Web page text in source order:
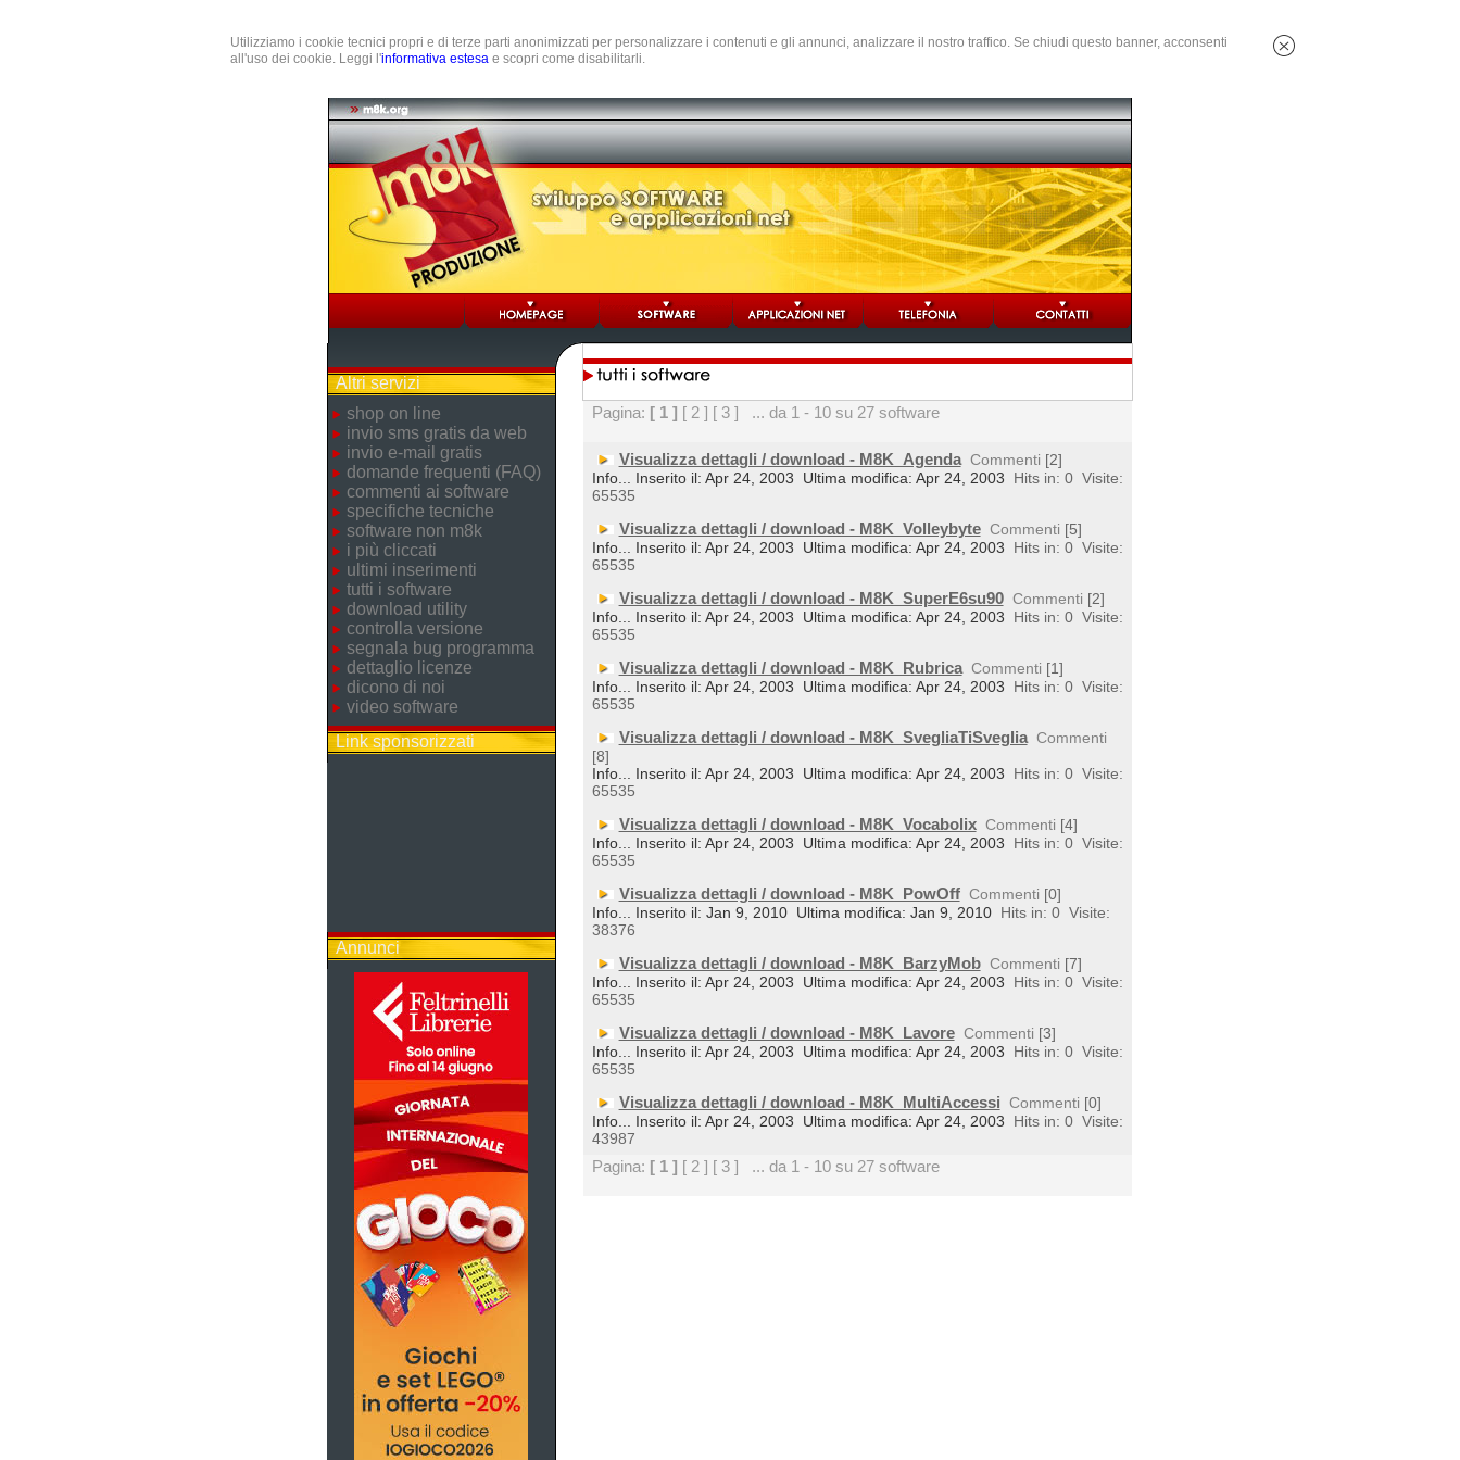
Utilizziamo i cookie tecnici propri e di terze parti anonimizzati per personalizzare i contenuti e gli annunci, analizzare il nostro traffico. Se chiudi questo banner, acconsenti
all'uso dei cookie. Leggi l'informativa estesa e scopri come disabilitarli.
Altri servizi
shop on line
invio sms gratis da web
invio e-mail gratis
domande frequenti (FAQ)
commenti ai software
specifiche tecniche
software non m8k
i più cliccati
ultimi inserimenti
tutti i software
download utility
controlla versione
segnala bug programma
dettaglio licenze
dicono di noi
video software
Link sponsorizzati
Annunci
Pagina: [ 1 ] [ 2 ] [ 3 ] ... da 1 - 10 su 27 software
Visualizza dettagli / download - M8K_Agenda Commenti [2]
Info... Inserito il: Apr 24, 2003
Ultima modifica: Apr 24, 2003 Hits in: 0 Visite:
65535
Visualizza dettagli / download - M8K_Volleybyte Commenti [5]
Info... Inserito il: Apr 24, 2003
Ultima modifica: Apr 24, 2003 Hits in: 0 Visite:
65535
Visualizza dettagli / download - M8K_SuperE6su90 Commenti [2]
Info... Inserito il: Apr 24, 2003
Ultima modifica: Apr 24, 2003 Hits in: 0 Visite:
65535
Visualizza dettagli / download - M8K_Rubrica Commenti [1]
Info... Inserito il: Apr 24, 2003
Ultima modifica: Apr 24, 2003 Hits in: 0 Visite:
65535
Visualizza dettagli / download - M8K_SvegliaTiSveglia Commenti
[8]
Info... Inserito il: Apr 24, 2003
Ultima modifica: Apr 24, 2003 Hits in: 0 Visite:
65535
Visualizza dettagli / download - M8K_Vocabolix Commenti [4]
Info... Inserito il: Apr 24, 2003
Ultima modifica: Apr 24, 2003 Hits in: 0 Visite:
65535
Visualizza dettagli / download - M8K_PowOff Commenti [0]
Info... Inserito il: Jan 9, 2010 Ultima modifica: Jan 9, 2010 Hits in: 0 Visite:
38376
Visualizza dettagli / download - M8K_BarzyMob Commenti [7]
Info... Inserito il: Apr 24, 2003
Ultima modifica: Apr 24, 2003 Hits in: 0 Visite:
65535
Visualizza dettagli / download - M8K_Lavore Commenti [3]
Info... Inserito il: Apr 24, 2003
Ultima modifica: Apr 24, 2003 Hits in: 0 Visite:
65535
Visualizza dettagli / download - M8K_MultiAccessi Commenti [0]
Info... Inserito il: Apr 24, 2003
Ultima modifica: Apr 24, 2003 Hits in: 0 Visite:
43987
Pagina: [ 1 ] [ 2 ] [ 3 ] ... da 1 - 10 su 27 software